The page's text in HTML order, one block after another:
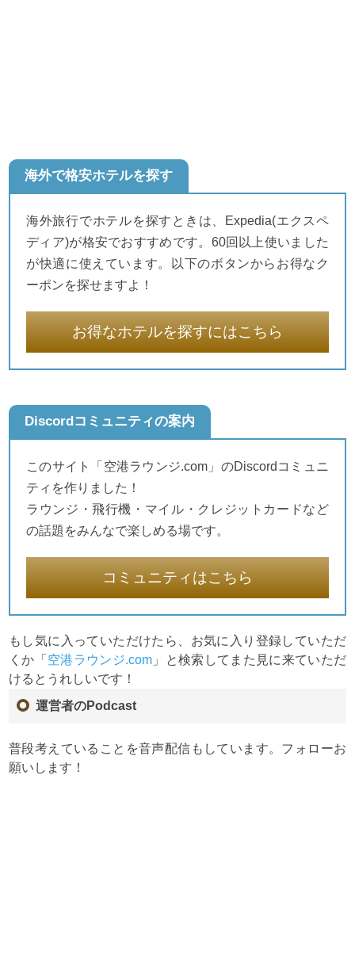
海外で格安ホテルを探す
海外旅行でホテルを探すときは、Expedia(エクスペ
ディア)が格安でおすすめです。60回以上使いました
が快適に使えています。以下のボタンからお得なク
ーポンを探せますよ！
お得なホテルを探すにはこちら
Discordコミュニティの案内
このサイト「空港ラウンジ.com」のDiscordコミュニ
ティを作りました！
ラウンジ・飛行機・マイル・クレジットカードなど
の話題をみんなで楽しめる場です。
コミュニティはこちら
もし気に入っていただけたら、お気に入り登録していただ
くか「 空港ラウンジ.com 」と検索してまた見に来ていただ
けるとうれしいです！
運営者のPodcast
普段考えていることを音声配信もしています。フォローお
願いします！